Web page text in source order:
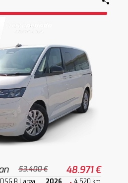
53.400 € 48.971 €
B.Larga 2026 4.520 km